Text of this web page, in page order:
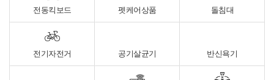
전동킥보드 펫케어상품 돌침대
전기자전거 공기살균기 반신욕기